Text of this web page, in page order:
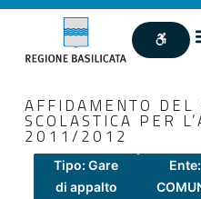
AFFIDAMENTO
SCOLASTICA PER
2011/2012
Tipo: Gare
di appalto
Ente: